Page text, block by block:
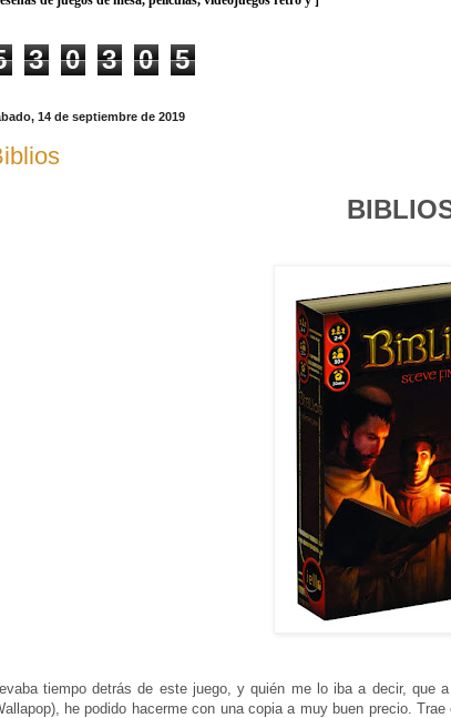
3 0 3 0 5
14 de septiembre de 2019
tiempo detrás de este juego, y quién me lo iba a decir, que
he podido hacerme con una copia a muy buen precio.